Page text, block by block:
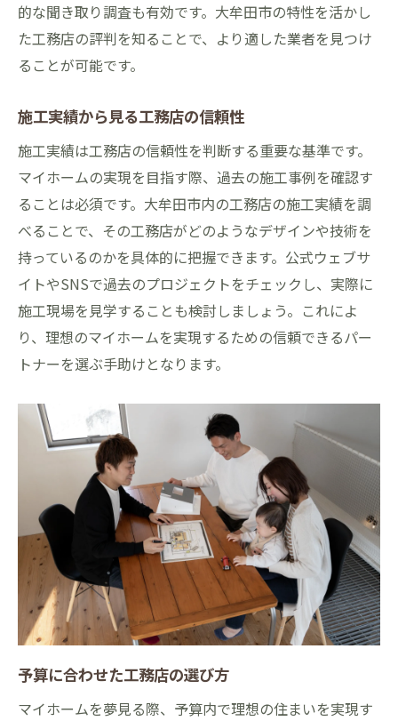
的な聞き取り調査も有効です。大牟田市の特性を活かし
た工務店の評判を知ることで、より適した業者を見つけ
ることが可能です。
施工実績から見る工務店の信頼性
施工実績は工務店の信頼性を判断する重要な基準です。
マイホームの実現を目指す際、過去の施工事例を確認す
ることは必須です。大牟田市内の工務店の施工実績を調
べることで、その工務店がどのようなデザインや技術を
持っているのかを具体的に把握できます。公式ウェブサ
イトやSNSで過去のプロジェクトをチェックし、実際に
施工現場を見学することも検討しましょう。これによ
り、理想のマイホームを実現するための信頼できるパー
トナーを選ぶ手助けとなります。
予算に合わせた工務店の選び方
マイホームを夢見る際、予算内で理想の住まいを実現す